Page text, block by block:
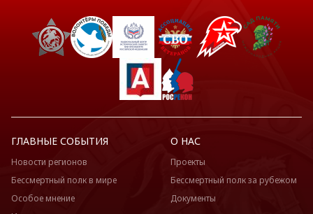
ГЛАВНЫЕ СОБЫТИЯ
Новости регионов
Бессмертный полк в мире
Особое мнение
О НАС
Проекты
Бессмертный полк за рубежом
Документы